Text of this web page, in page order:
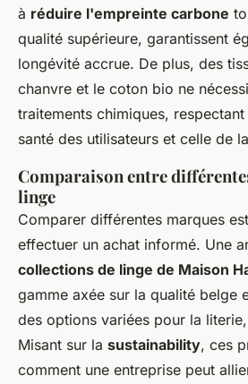
à réduire l'empreinte carbone
qualité supérieure, garantissent
longévité accrue. De plus, des
chanvre et le coton bio ne
traitements chimiques,
santé des utilisateurs et celle de
Comparaison entre
linge
Comparer différentes marques
effectuer un achat informé. Une
collections de linge de Maison
gamme axée sur la qualité belge
des options variées pour la
Misant sur la sustainability, ces
comment une entreprise peut